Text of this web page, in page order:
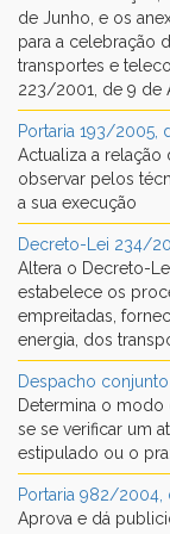
de Junho, e os
para a celebração
transportes e
223/2001, de 9 de
Portaria 193/2005,
Actualiza a relação
observar pelos
a sua execução
Decreto-Lei 234/
Altera o Decreto-
estabelece os
empreitadas,
energia, dos
Despacho
Determina o
se se verificar um
estipulado ou o
Portaria 982/2004,
Aprova e dá